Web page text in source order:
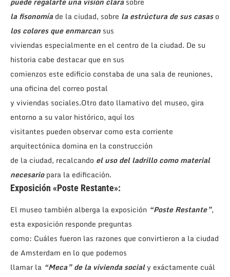
la fisonomíade la ciudad, sobre la estrúctura de sus casaso
los colores que enmarcan sus
viviendas especialmente en el centro de la ciudad. De su
historia cabe destacar que en sus
comienzos este edificio constaba de una sala de reuniones,
una oficina del correo postal
y viviendas sociales.Otro dato llamativo del museo, gira
entorno a su valor histórico, aquí los
visitantes pueden observar como esta corriente
arquitectónica domina en la construcción
de la ciudad, recalcando el uso del ladrillo como material
necesariopara la edificación.
Exposición «Poste Restante»:
El museo también alberga la exposición “Poste Restante”,
esta exposición responde preguntas
como: Cuáles fueron las razones que convirtieron a la ciudad
de Amsterdam en lo que podemos
llamar la “Meca” de la vivienda socialy exáctamente cuál